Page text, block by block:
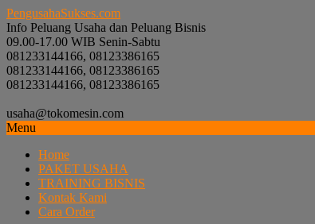
PengusahaSukses.com
Info Peluang Usaha dan Peluang Bisnis
09.00-17.00 WIB Senin-Sabtu
081233144166, 08123386165
081233144166, 08123386165
081233144166, 08123386165
usaha@tokomesin.com
Menu
Home
PAKET USAHA
TRAINING BISNIS
Kontak Kami
Cara Order